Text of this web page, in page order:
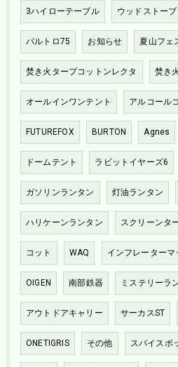
3ハイローテーブル ウッドストーブ
バルトロ75 お知らせ 夏山フェ
焚き火タープコットンレクタ 焚き
オールインワンテント アルコール
FUTUREFOX BURTON Agnes
ドームテント ラビットイヤーズ6
ガソリンランタン 灯油ランタン
ハリケーンランタン スクリーンタ
コット WAQ インフレーターマ
OIGEN 南部鉄器 ミステリーラ
アウトドアキャリー サーカスST
ONETIGRIS その他 スパイスボ